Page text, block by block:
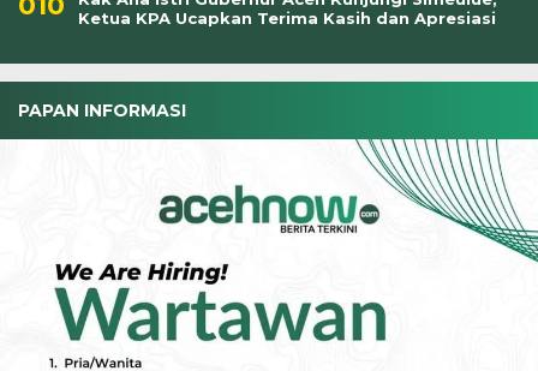
Ketua KPA Ucapkan Terima Kasih dan Apresiasi
PAPAN INFORMASI